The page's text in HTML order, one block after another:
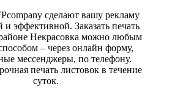
сделают вашу рекламу
и эффективной. Заказать печать
Некрасовка можно любым
– через онлайн форму,
мессенджеры, по телефону.
печать листовок в течение
суток.